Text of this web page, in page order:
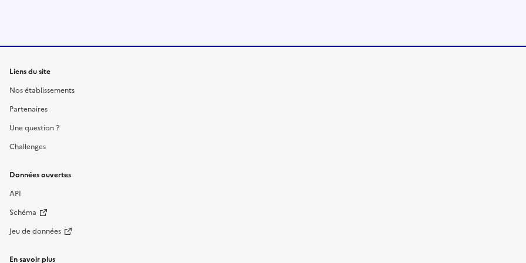
Liens du site
Nos établissements
Partenaires
Une question ?
Challenges
Données ouvertes
API
Schéma
Jeu de données
En savoir plus